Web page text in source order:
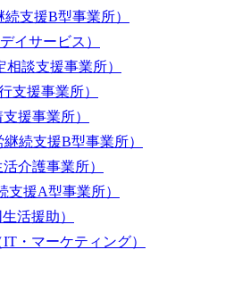
続支援B型事業所）
イサービス）
相談支援事業所）
支援事業所）
支援事業所）
継続支援B型事業所）
活介護事業所）
支援A型事業所）
生活援助）
IT・マーケティング）